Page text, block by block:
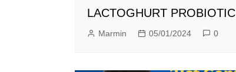
LACTOGHURT PROBIOTIC
Marmin 05/01/2024 0